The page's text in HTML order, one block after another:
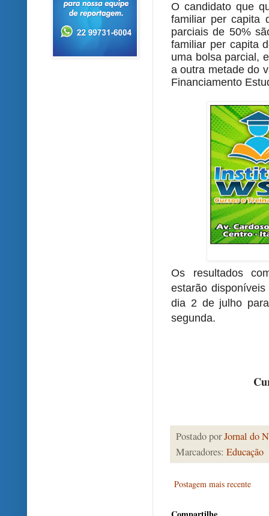
O candidato que
familiar per capita
parciais de 50%
familiar per capita
uma bolsa parcial,
a outra metade do
Financiamento
Os resultados
estarão
dia 2 de julho
segunda.
Postado porJornal do
Marcadores: Educação
Postagem mais recente